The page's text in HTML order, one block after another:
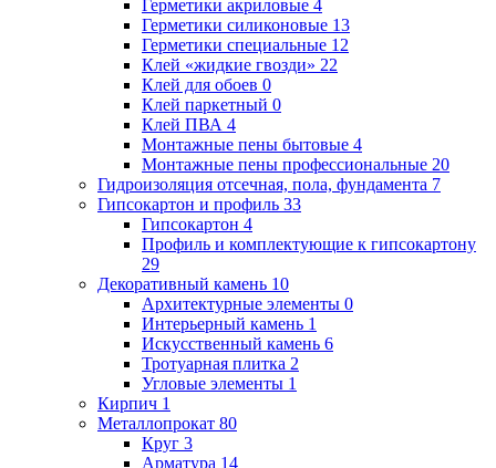
Герметики акриловые 4
Герметики силиконовые 13
Герметики специальные 12
Клей «жидкие гвозди» 22
Клей для обоев 0
Клей паркетный 0
Клей ПВА 4
Монтажные пены бытовые 4
Монтажные пены профессиональные 20
Гидроизоляция отсечная, пола, фундамента 7
Гипсокартон и профиль 33
Гипсокартон 4
Профиль и комплектующие к гипсокартону
29
Декоративный камень 10
Архитектурные элементы 0
Интерьерный камень 1
Искусственный камень 6
Тротуарная плитка 2
Угловые элементы 1
Кирпич 1
Металлопрокат 80
Круг 3
Арматура 14